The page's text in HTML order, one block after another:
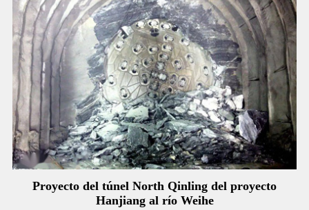
Proyecto del túnel North Qinling del proyecto
Hanjiang al río Weihe